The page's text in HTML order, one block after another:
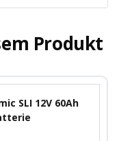
Produkt
SLI 12V 60Ah